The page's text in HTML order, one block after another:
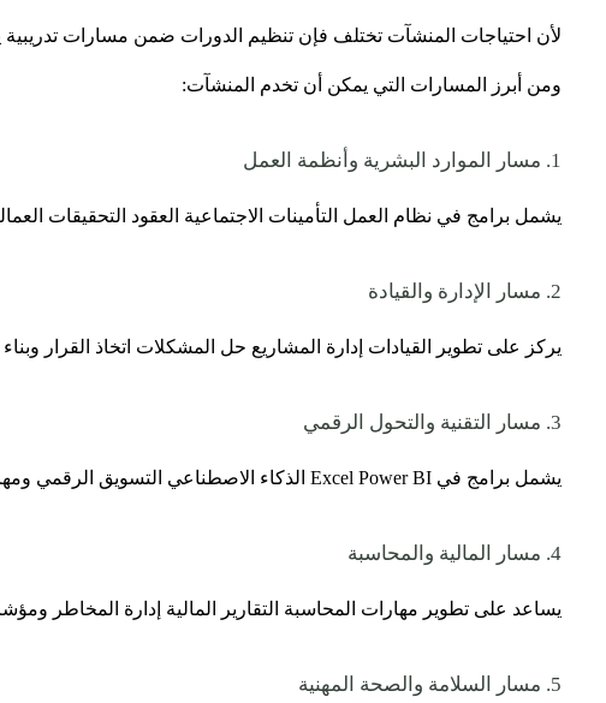
لأن احتياجات المنشآت تختلف فإن تنظيم الدورات ضمن مسارات
ومن أبرز المسارات التي يمكن أن تخدم المنشآت:
1. مسار الموارد البشرية وأنظمة العمل
يشمل برامج في نظام العمل التأمينات الاجتماعية العقود التحقيقات
2. مسار الإدارة والقيادة
يركز على تطوير القيادات إدارة المشاريع حل المشكلات اتخاذ القرار
3. مسار التقنية والتحول الرقمي
يشمل برامج في Excel Power BI الذكاء الاصطناعي التسويق الرقمي
4. مسار المالية والمحاسبة
يساعد على تطوير مهارات المحاسبة التقارير المالية إدارة المخاطر
5. مسار السلامة والصحة المهنية